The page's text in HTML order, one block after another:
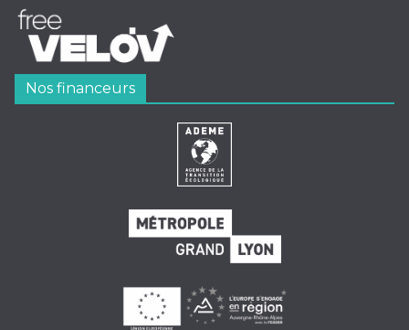
Nos financeurs